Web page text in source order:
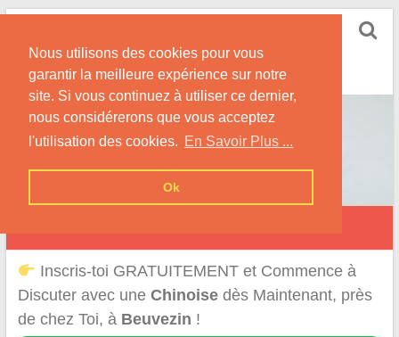
Nous utilisons des cookies pour vous
garantir la meilleure expérience sur notre
site. Si vous continuez à utiliser ce dernier,
nous considérerons que vous acceptez
l'utilisation des cookies. En Savoir Plus ...
Ok
Skip
content
Nos Conseils pour Rencontrer Une Femme
Originaire de Chine !
Inscris-toi GRATUITEMENT et Commence à
Discuter avec une Chinoisedès Maintenant, près
de chez Toi, à Beuvezin !